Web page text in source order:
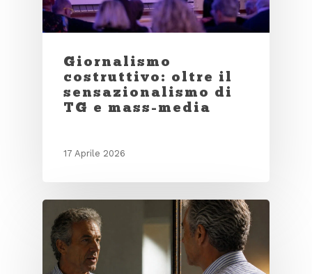
Giornalismo
costruttivo: oltre il
sensazionalismo di
TG e mass-media
17 Aprile 2026